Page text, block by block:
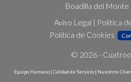
Boadilla del Monte
Aviso Legal | Política
Política de Cookies
© 2026 -
Equipo Humano | Calidad de Servicio | Nuestros